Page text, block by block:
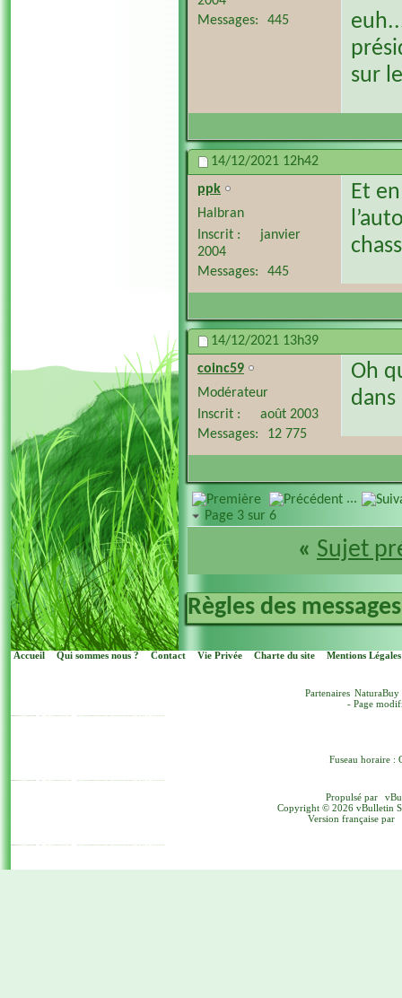
Messages
445
sur
14/12/2021 12h42
ppk
Halbran
Inscrit
janvier
2004
Messages
445
Et
14/12/2021 13h39
coinc59
Modérateur
Inscrit
août 2003
Messages
12 775
Oh
dans
...
Page 3 sur 6
« Sujet
Règles des messages
Accueil Qui sommes nous ? Contact Vie Privée Charte du site Mentions Légales
Partenaires NaturaBuy
- Page
Fuseau horaire :
Propulsé par
Copyright © 2026 vBulletin
Version française par